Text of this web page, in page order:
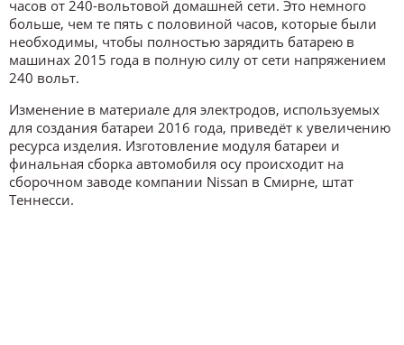
часов от 240-вольтовой домашней сети. Это немного
больше, чем те пять с половиной часов, которые были
необходимы, чтобы полностью зарядить батарею в
машинах 2015 года в полную силу от сети напряжением
240 вольт.
Изменение в материале для электродов, используемых
для создания батареи 2016 года, приведёт к увеличению
ресурса изделия. Изготовление модуля батареи и
финальная сборка автомобиля осу происходит на
сборочном заводе компании Nissan в Смирне, штат
Теннесси.